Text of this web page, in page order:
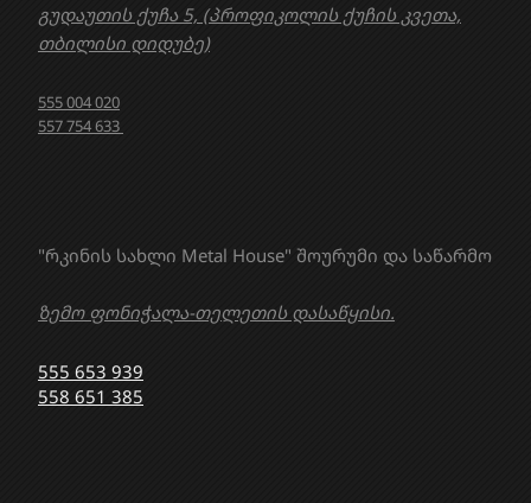
"რკინის სახლი Metal House" შოურუმი და საწარმო
ზემო ფონიჭალა-თელეთის დასაწყისი.
555 653 939
558 651 385
გუდაუთის ქუჩა 5, (პროფიკოლის ქუჩის კვეთა,
თბილისი დიდუბე)
555 004 020
557 754 633